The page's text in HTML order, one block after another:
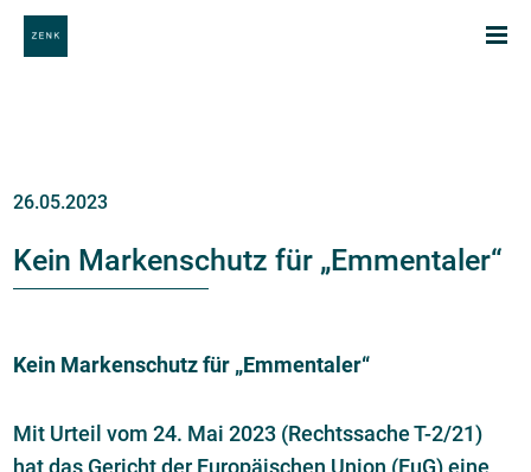
26.05.2023
Kein Markenschutz für „Emmentaler“
Kein Markenschutz für „Emmentaler“
Mit Urteil vom 24. Mai 2023 (Rechtssache T-2/21)
hat das Gericht der Europäischen Union (EuG) eine